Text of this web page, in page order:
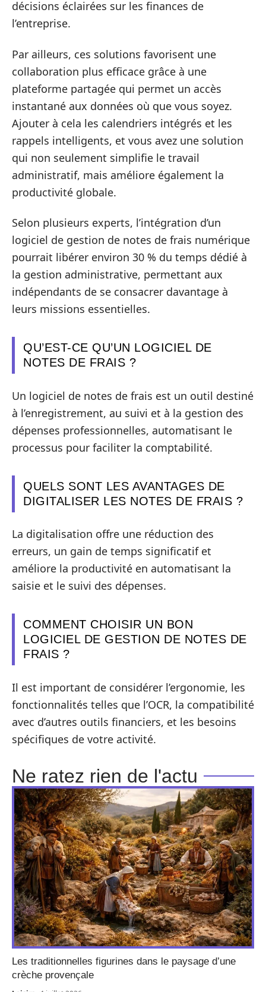
décisions éclairées sur les finances de
l’entreprise.
Par ailleurs, ces solutions favorisent une
collaboration plus efficace grâce à une
plateforme partagée qui permet un accès
instantané aux données où que vous soyez.
Ajouter à cela les calendriers intégrés et les
rappels intelligents, et vous avez une solution
qui non seulement simplifie le travail
administratif, mais améliore également la
productivité globale.
Selon plusieurs experts, l’intégration d’un
logiciel de gestion de notes de frais numérique
pourrait libérer environ 30 % du temps dédié à
la gestion administrative, permettant aux
indépendants de se consacrer davantage à
leurs missions essentielles.
QU’EST-CE QU’UN LOGICIEL DE
NOTES DE FRAIS ?
Un logiciel de notes de frais est un outil destiné
à l’enregistrement, au suivi et à la gestion des
dépenses professionnelles, automatisant le
processus pour faciliter la comptabilité.
QUELS SONT LES AVANTAGES DE
DIGITALISER LES NOTES DE FRAIS ?
La digitalisation offre une réduction des
erreurs, un gain de temps significatif et
améliore la productivité en automatisant la
saisie et le suivi des dépenses.
COMMENT CHOISIR UN BON
LOGICIEL DE GESTION DE NOTES DE
FRAIS ?
Il est important de considérer l’ergonomie, les
fonctionnalités telles que l’OCR, la compatibilité
avec d’autres outils financiers, et les besoins
spécifiques de votre activité.
Ne ratez rien de l'actu
Les traditionnelles figurines dans le paysage d’une
crèche provençale